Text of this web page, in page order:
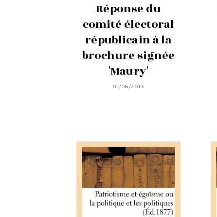
Réponse du
comité électoral
républicain à la
brochure signée
'Maury'
01/08/2013